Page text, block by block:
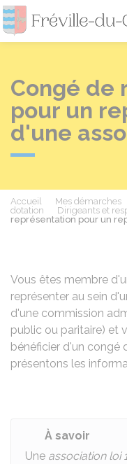
Congé de
pour un
d'une
Accueil Mes démarches
dotation
Dirigeants et
représentation pour un
Vous êtes membre
représenter au sein
d'une commission
public ou paritaire) et
bénéficier d'un congé
présentons les
À savoir
Une association loi